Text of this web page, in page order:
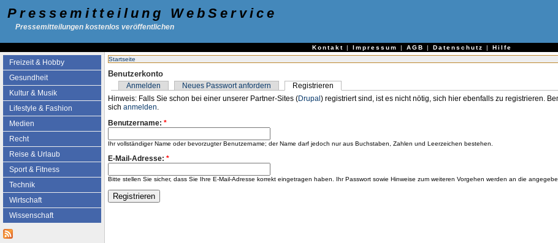
Pressemitteilung WebService
Pressemitteilungen kostenlos veröffentlichen
Kontakt | Impressum | AGB | Datenschutz | Hilfe
Freizeit & Hobby
Gesundheit
Kultur & Musik
Lifestyle & Fashion
Medien
Recht
Reise & Urlaub
Sport & Fitness
Technik
Wirtschaft
Wissenschaft
Startseite
Benutzerkonto
Anmelden Neues Passwort anfordern
Registrieren
Hinweis: Falls Sie schon bei einer unserer Partner-Sites (Drupal) registriert sind, ist es nicht nötig, sich hier ebenfalls zu registrieren.
sich anmelden
Benutzername: *
Ihr vollständiger Name oder bevorzugter Benutzername; der Name darf jedoch nur aus Buchstaben, Zahlen und Leerzeichen bestehen.
E-Mail-Adresse: *
Bitte stellen Sie sicher, dass Sie Ihre E-Mail-Adresse korrekt eingetragen haben. Ihr Passwort sowie Hinweise zum weiteren Vorgehen werden an die